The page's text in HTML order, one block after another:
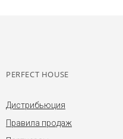
PERFECT HOUSE
Дистрибьюция
Правила продаж